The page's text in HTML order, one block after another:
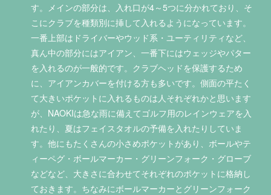
す。メインの部分は、入れ口が4～5つに分かれており、そ
こにクラブを種類別に挿して入れるようになっています。
一番上部はドライバーやウッド系・ユーティリティなど、
真ん中の部分にはアイアン、一番下にはウェッジやパター
を入れるのが一般的です。クラブヘッドを保護するため
に、アイアンカバーを付ける方も多いです。側面の平たく
て大きいポケットに入れるものは人それぞれかと思います
が、NAOKIは急な雨に備えてゴルフ用のレインウェアを入
れたり、夏はフェイスタオルの予備を入れたりしていま
す。他にもたくさんの小さめポケットがあり、ボールやテ
ィーペグ・ボールマーカー・グリーンフォーク・グローブ
などなど、大きさに合わせてそれぞれのポケットに格納し
ておきます。ちなみにボールマーカーとグリーンフォーク